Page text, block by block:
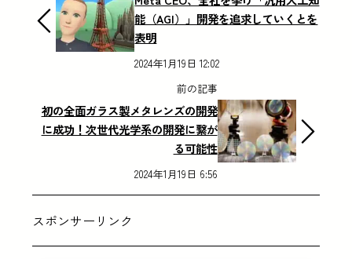
能（AGI）」開発を追求していくとを
表明
2024年1月19日 12:02
前の記事
初の全面ガラス製メタレンズの開発
に成功！次世代光学系の開発に繋が
る可能性
2024年1月19日 6:56
スポンサーリンク